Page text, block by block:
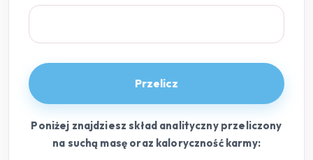
Przelicz
Poniżej znajdziesz skład analityczny przeliczony
na suchą masę oraz kaloryczność karmy: